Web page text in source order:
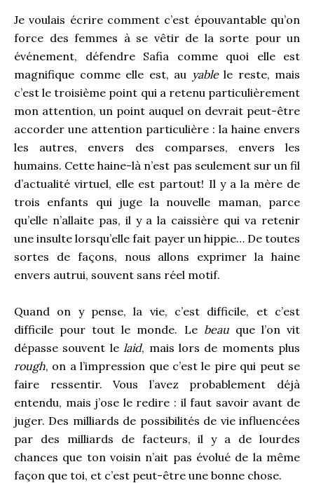
Je voulais écrire comment c’est épouvantable qu’on
force des femmes à se vêtir de la sorte pour un
événement, défendre Safia comme quoi elle est
magnifique comme elle est, au yablele reste, mais
c’est le troisième point qui a retenu particulièrement
mon attention, un point auquel on devrait peut-être
accorder une attention particulière : la haine envers
les autres, envers des comparses, envers les
humains. Cette haine-là n’est pas seulement sur un fil
d’actualité virtuel, elle est partout! Il y a la mère de
trois enfants qui juge la nouvelle maman, parce
qu’elle n’allaite pas, il y a la caissière qui va retenir
une insulte lorsqu’elle fait payer un hippie… De toutes
sortes de façons, nous allons exprimer la haine
envers autrui, souvent sans réel motif.
Quand on y pense, la vie, c’est difficile, et c’est
difficile pour tout le monde. Le beauque l’on vit
dépasse souvent le laid, mais lors de moments plus
rough, on a l’impression que c’est le pire qui peut se
faire ressentir. Vous l’avez probablement déjà
entendu, mais j’ose le redire : il faut savoir avant de
juger. Des milliards de possibilités de vie influencées
par des milliards de facteurs, il y a de lourdes
chances que ton voisin n’ait pas évolué de la même
façon que toi, et c’est peut-être une bonne chose.